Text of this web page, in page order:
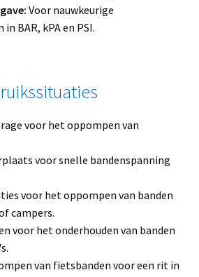
Voor nauwkeurige
BAR, kPA en PSI.
voor het oppompen van
voor snelle bandenspanning
voor het oppompen van banden
campers.
voor het onderhouden van banden
van fietsbanden voor een rit in